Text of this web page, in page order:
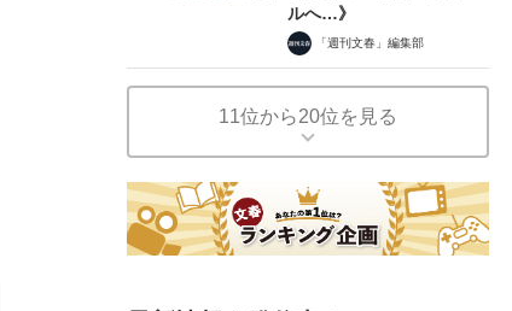
ルへ…》
「週刊文春」編集部
11位から20位を見る